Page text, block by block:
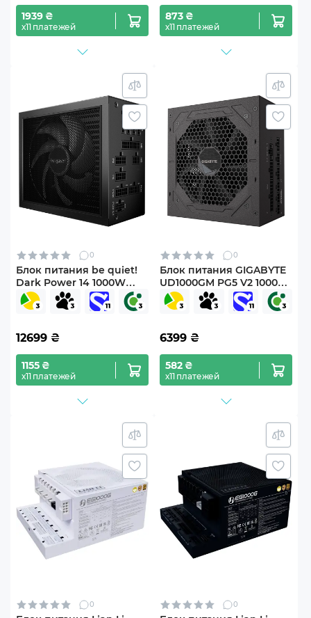
1939 ₴
х11 платежей
873 ₴
х11 платежей
0
Блок питания be quiet!
Dark Power 14 1000W
(BP020EU)
12699 ₴
1155 ₴
х11 платежей
0
Блок питания GIGABYTE
UD1000GM PG5 V2 1000W
80+ Gold (GP-UD1000GM
PG5 V2)
6399 ₴
582 ₴
х11 платежей
0 0